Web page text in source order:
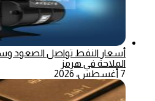
أسعار النفط تواصل
الملاحة في هرمز
7 أغسطس، 2026